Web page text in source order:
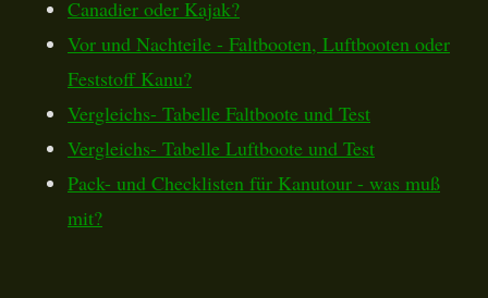
Canadier oder Kajak?
Vor und Nachteile - Faltbooten, Luftbooten oder
Feststoff Kanu?
Vergleichs- Tabelle Faltboote und Test
Vergleichs- Tabelle Luftboote und Test
Pack- und Checklisten für Kanutour - was muß
mit?